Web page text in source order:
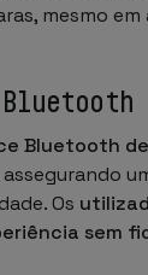
mesmo
Bluetooth
assegurando
Os
sem